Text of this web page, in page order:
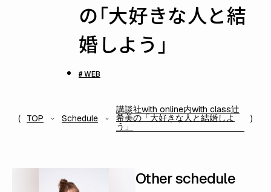
の「大好きな人と結
婚しよう」
# WEB
TOP Schedule
講談社with online内with class辻
希美の「大好きな人と結婚しよ
う」
Other schedule